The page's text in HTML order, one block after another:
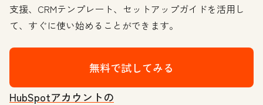
支援、CRMテンプレート、セットアップガイドを活用し
て、すぐに使い始めることができます。
無料で試してみる
HubSpotアカウントの